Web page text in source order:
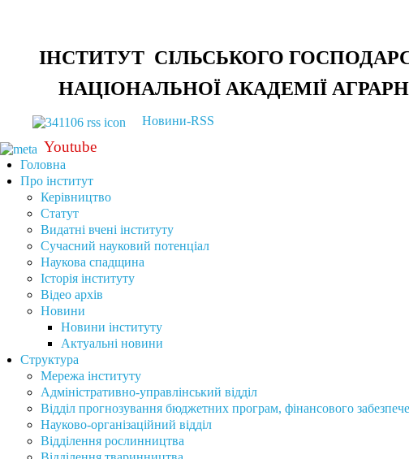
ІНСТИТУТ СІЛЬСЬКОГО
НАЦІОНАЛЬНОЇ АКАДЕМІЇ
Новини-RSS
Youtube
Головна
Про інститут
Керівництво
Статут
Видатні вчені інституту
Сучасний науковий потенціал
Наукова спадщина
Історія інституту
Відео архів
Новини
Новини інституту
Актуальні новини
Структура
Мережа інституту
Адміністративно-управлінський відділ
Відділ прогнозування бюджетних програм, фінансового
Науково-організаційний відділ
Відділення рослинництва